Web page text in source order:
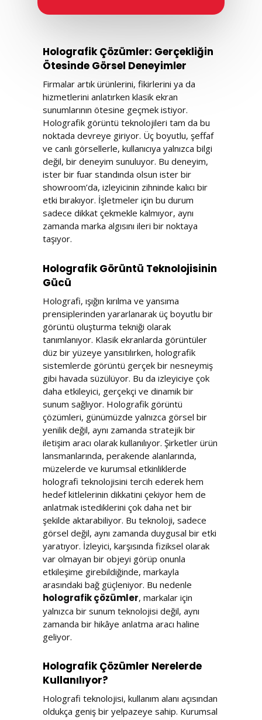
Holografik Çözümler: Gerçekliğin
Ötesinde Görsel Deneyimler
Firmalar artık ürünlerini, fikirlerini ya da
hizmetlerini anlatırken klasik ekran
sunumlarının ötesine geçmek istiyor.
Holografik görüntü teknolojileri tam da bu
noktada devreye giriyor. Üç boyutlu, şeffaf
ve canlı görsellerle, kullanıcıya yalnızca bilgi
değil, bir deneyim sunuluyor. Bu deneyim,
ister bir fuar standında olsun ister bir
showroom’da, izleyicinin zihninde kalıcı bir
etki bırakıyor. İşletmeler için bu durum
sadece dikkat çekmekle kalmıyor, aynı
zamanda marka algısını ileri bir noktaya
taşıyor.
Holografik Görüntü Teknolojisinin
Gücü
Holografi, ışığın kırılma ve yansıma
prensiplerinden yararlanarak üç boyutlu bir
görüntü oluşturma tekniği olarak
tanımlanıyor. Klasik ekranlarda görüntüler
düz bir yüzeye yansıtılırken, holografik
sistemlerde görüntü gerçek bir nesneymiş
gibi havada süzülüyor. Bu da izleyiciye çok
daha etkileyici, gerçekçi ve dinamik bir
sunum sağlıyor. Holografik görüntü
çözümleri, günümüzde yalnızca görsel bir
yenilik değil, aynı zamanda stratejik bir
iletişim aracı olarak kullanılıyor. Şirketler ürün
lansmanlarında, perakende alanlarında,
müzelerde ve kurumsal etkinliklerde
holografi teknolojisini tercih ederek hem
hedef kitlelerinin dikkatini çekiyor hem de
anlatmak istediklerini çok daha net bir
şekilde aktarabiliyor. Bu teknoloji, sadece
görsel değil, aynı zamanda duygusal bir etki
yaratıyor. İzleyici, karşısında fiziksel olarak
var olmayan bir objeyi görüp onunla
etkileşime girebildiğinde, markayla
arasındaki bağ güçleniyor. Bu nedenle
holografik çözümler, markalar için
yalnızca bir sunum teknolojisi değil, aynı
zamanda bir hikâye anlatma aracı haline
geliyor.
Holografik Çözümler Nerelerde
Kullanılıyor?
Holografi teknolojisi, kullanım alanı açısından
oldukça geniş bir yelpazeye sahip. Kurumsal